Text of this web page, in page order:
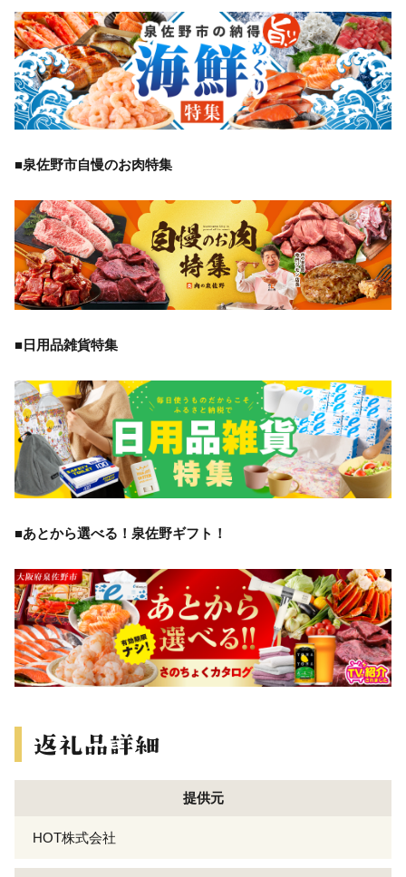
■泉佐野市自慢のお肉特集
■日用品雑貨特集
■あとから選べる！泉佐野ギフト！
提供元
HOT株式会社